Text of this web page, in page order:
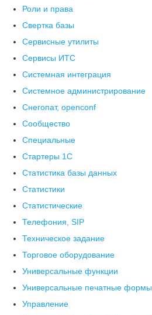
Роли и права
Свертка базы
Сервисные утилиты
Сервисы ИТС
Системная интеграция
Системное администрирование
Снегопат, openconf
Сообщество
Специальные
Стартеры 1С
Статистика базы данных
Статистики
Статистические
Телефония, SIP
Техническое задание
Торговое оборудование
Универсальные функции
Универсальные печатные формы
Управление